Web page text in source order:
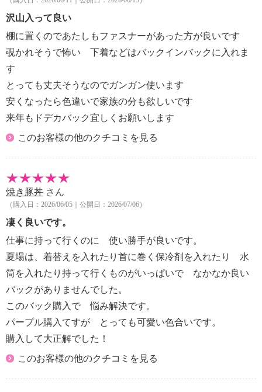
沢山入って良い
棚に置くのであたしもファスナーがあった方が良いです
覗かれそうで怖い 下着などはバックインバックに入れま
す
とっても丈夫そうなのでガンガン使います
安くなったら色違いで家族の分も欲しいです
来年もドデカバック宜しくお願いします
このお客様の他のクチコミを見る
焼き豚丼 さん
（購入日：2026/06/05｜公開日：2026/07/06）
凄く良いです。
仕事に持って行くのに 使い勝手が良いです。
夏場は、着替えを入れたり首に巻く保冷剤を入れたり 水
筒を入れたり持って行くものがいっぱいで なかなか良い
バックがありませんでした。
このバック購入で 悩み解決です。
パープル購入てすが とっても可愛い色合いです。
購入して大正解でした！
このお客様の他のクチコミを見る